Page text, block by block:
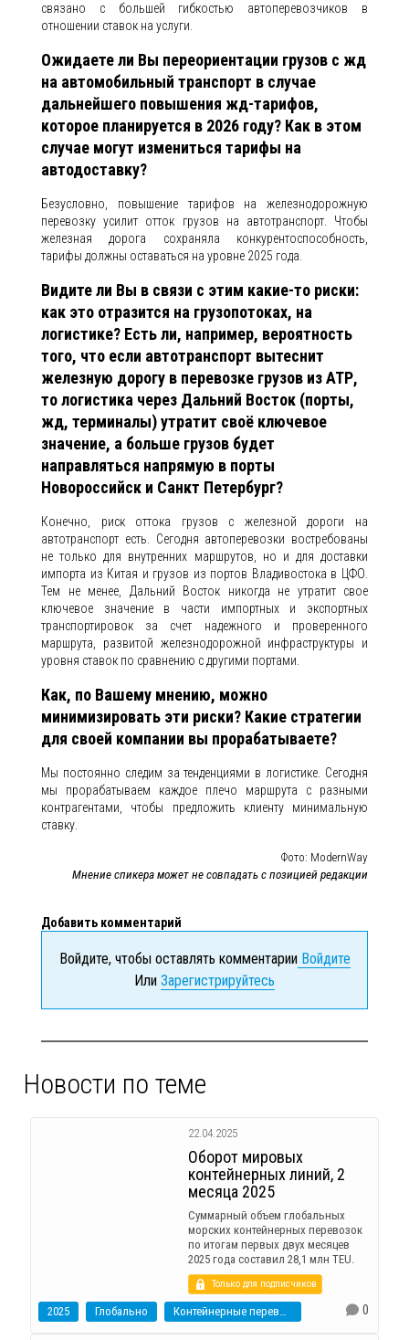
связано с большей гибкостью автоперевозчиков в
отношении ставок на услуги.
Ожидаете ли Вы переориентации грузов с жд
на автомобильный транспорт в случае
дальнейшего повышения жд-тарифов,
которое планируется в 2026 году? Как в этом
случае могут измениться тарифы на
автодоставку?
Безусловно, повышение тарифов на железнодорожную
перевозку усилит отток грузов на автотранспорт. Чтобы
железная дорога сохраняла конкурентоспособность,
тарифы должны оставаться на уровне 2025 года.
Видите ли Вы в связи с этим какие-то риски:
как это отразится на грузопотоках, на
логистике? Есть ли, например, вероятность
того, что если автотранспорт вытеснит
железную дорогу в перевозке грузов из АТР,
то логистика через Дальний Восток (порты,
жд, терминалы) утратит своё ключевое
значение, а больше грузов будет
направляться напрямую в порты
Новороссийск и Санкт Петербург?
Конечно, риск оттока грузов с железной дороги на
автотранспорт есть. Сегодня автоперевозки востребованы
не только для внутренних маршрутов, но и для доставки
импорта из Китая и грузов из портов Владивостока в ЦФО.
Тем не менее, Дальний Восток никогда не утратит свое
ключевое значение в части импортных и экспортных
транспортировок за счет надежного и проверенного
маршрута, развитой железнодорожной инфраструктуры и
уровня ставок по сравнению с другими портами.
Как, по Вашему мнению, можно
минимизировать эти риски? Какие стратегии
для своей компании вы прорабатываете?
Мы постоянно следим за тенденциями в логистике. Сегодня
мы прорабатываем каждое плечо маршрута с разными
контрагентами, чтобы предложить клиенту минимальную
ставку.
Фото: ModernWay
Мнение спикера может не совпадать с позицией редакции
Добавить комментарий
Войдите, чтобы оставлять комментарииВойдите
Или Зарегистрируйтесь
Новости по теме
22.04.2025
Оборот мировых
контейнерных линий, 2
месяца 2025
Суммарный объем глобальных
морских контейнерных перевозок
по итогам первых двух месяцев
2025 года составил 28,1 млн TEU.
Только для подписчиков
2025 Глобально Контейнерные перевозки 0